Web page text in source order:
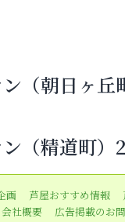
（朝日ヶ丘
（精道町）
画 芦屋おすすめ情報
会社概要 広告掲載のお